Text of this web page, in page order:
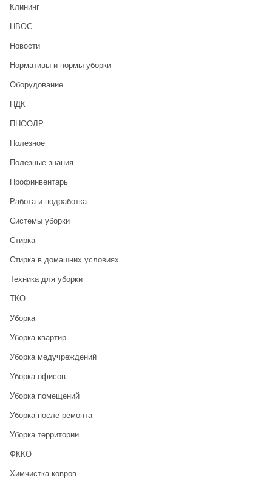
Клининг
НВОС
Новости
Нормативы и нормы уборки
Оборудование
ПДК
ПНООЛР
Полезное
Полезные знания
Профинвентарь
Работа и подработка
Системы уборки
Стирка
Стирка в домашних условиях
Техника для уборки
ТКО
Уборка
Уборка квартир
Уборка медучреждений
Уборка офисов
Уборка помещений
Уборка после ремонта
Уборка территории
ФККО
Химчистка ковров